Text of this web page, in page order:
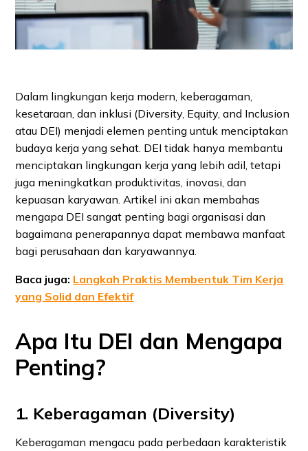
Dalam lingkungan kerja modern, keberagaman,
kesetaraan, dan inklusi (Diversity, Equity, and Inclusion
atau DEI) menjadi elemen penting untuk menciptakan
budaya kerja yang sehat. DEI tidak hanya membantu
menciptakan lingkungan kerja yang lebih adil, tetapi
juga meningkatkan produktivitas, inovasi, dan
kepuasan karyawan. Artikel ini akan membahas
mengapa DEI sangat penting bagi organisasi dan
bagaimana penerapannya dapat membawa manfaat
bagi perusahaan dan karyawannya.
Baca juga: Langkah Praktis Membentuk Tim Kerja
yang Solid dan Efektif
Apa Itu DEI dan Mengapa
Penting?
1. Keberagaman (Diversity)
Keberagaman mengacu pada perbedaan karakteristik